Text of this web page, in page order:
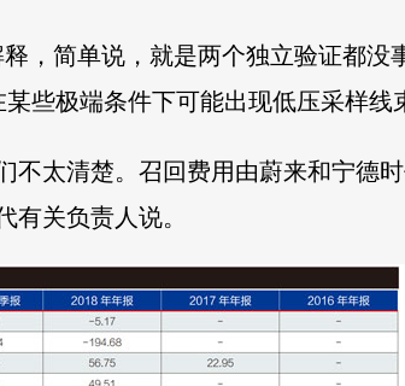
，简单说，就是两个独立验证都没
些极端条件下可能出现低压采样线
不太清楚。召回费用由蔚来和宁德
有关负责人说。